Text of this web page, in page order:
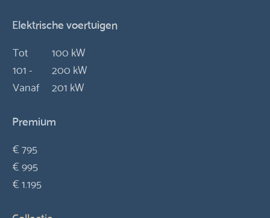
Elektrische voertuigen
Tot
100 kW
101 -
200 kW
Vanaf
201 kW
Premium
€ 795
€ 995
€ 1.195